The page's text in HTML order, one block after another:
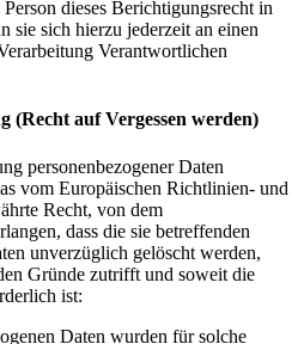
dieses Berichtigungsrecht in
sie sich hierzu jederzeit an einen
Verantwortlichen
(Recht auf Vergessen werden)
personenbezogener Daten
vom Europäischen Richtlinien- und
Recht, von dem
dass die sie betreffenden
unverzüglich gelöscht werden,
Gründe zutrifft und soweit die
ist:
Daten wurden für solche